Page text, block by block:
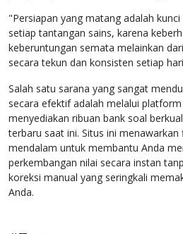
"Persiapan yang matang adalah
setiap tantangan sains, karena
keberuntungan semata melainkan
secara tekun dan konsisten setiap
Salah satu sarana yang sangat
secara efektif adalah melalui
menyediakan ribuan bank soal
terbaru saat ini. Situs ini menawarkan
mendalam untuk membantu Anda
perkembangan nilai secara instan
koreksi manual yang seringkali
Anda.